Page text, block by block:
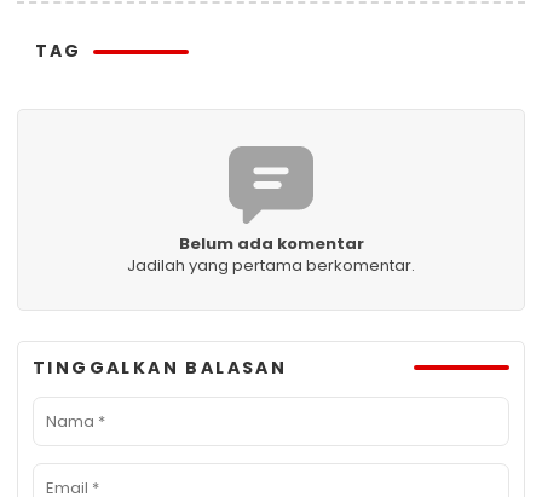
TAG
Belum ada komentar
Jadilah yang pertama berkomentar.
TINGGALKAN BALASAN